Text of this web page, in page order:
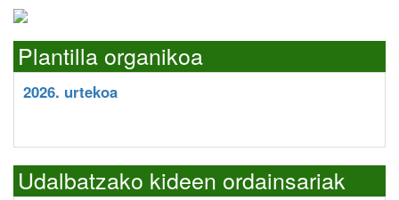
Plantilla organikoa
2026. urtekoa
Udalbatzako kideen ordainsariak